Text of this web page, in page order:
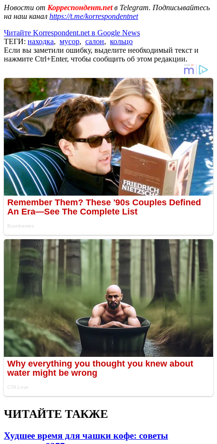
Новости от Корреспондент.netв Telegram. Подписывайтесь
на наш канал https://t.me/korrespondentnet
Читайте Korrespondent.net в Google News
ТЕГИ: находка, мусор, салон, кольцо
Если вы заметили ошибку, выделите необходимый текст и
нажмите Ctrl+Enter, чтобы сообщить об этом редакции.
ЧИТАЙТЕ ТАКЖЕ
Худшее время для чашки кофе: советы